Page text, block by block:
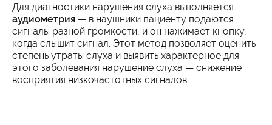
Для диагностики нарушения слуха выполняется
аудиометрия — в наушники пациенту подаются
сигналы разной громкости, и он нажимает кнопку,
когда слышит сигнал. Этот метод позволяет оценить
степень утраты слуха и выявить характерное для
этого заболевания нарушение слуха — снижение
восприятия низкочастотных сигналов.